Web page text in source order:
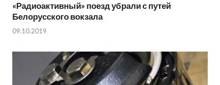
«Радиоактивный» поезд убрали с путей
Белорусского вокзала
09.10.2019